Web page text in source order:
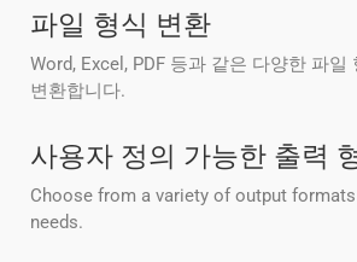
파일 형식 변환
Word, Excel, PDF 등과 같은 다양한 파일
변환합니다.
사용자 정의 가능한 출력
Choose from a variety of output
needs.